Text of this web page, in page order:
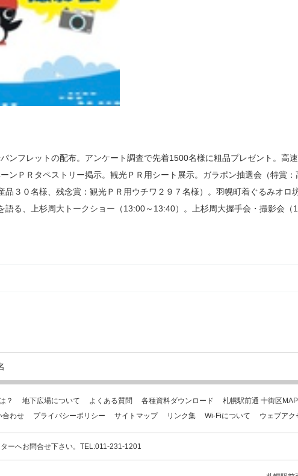
ンフレットの配布。アンケート調査で先着1500名様に粗品プレゼント。高
ンＰＲタペストリー掲示。観光ＰＲ用シート展示。ガラポン抽選会（特賞：
３０名様、残念賞：観光ＰＲ用ウチワ２９７名様）。羽幌町着ぐるみオロ
語る、上杉周大トークショー（13:00～13:40）。上杉周大握手会・撮影会（
？ 地下広場について よくある質問 各種資料ダウンロード
札幌駅前通 十街区MAP
合わせ プライバシーポリシー サイトマップ リンク集 Wi-Fiについて ウェブアク
ーへお問合せ下さい。TEL:011-231-1201